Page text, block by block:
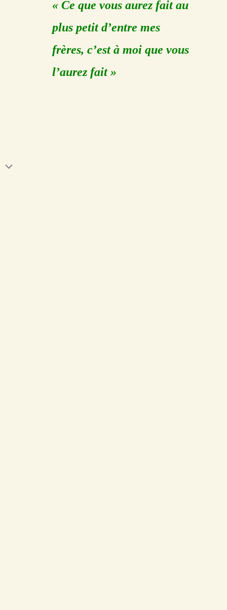
« Ce que vous aurez fait au
plus petit d’entre mes
frères, c’est à moi que vous
l’aurez fait »